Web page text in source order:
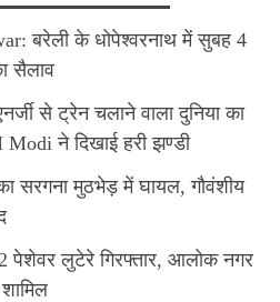
बरेली के धोपेश्वरनाथ में सुबह 4
सैलाव
से ट्रेन चलाने वाला दुनिया का
Modi ने दिखाई हरी झण्डी
सरगना मुठभेड़ में घायल, गौवंशीय
पेशेवर लुटेरे गिरफ्तार, आलोक नगर